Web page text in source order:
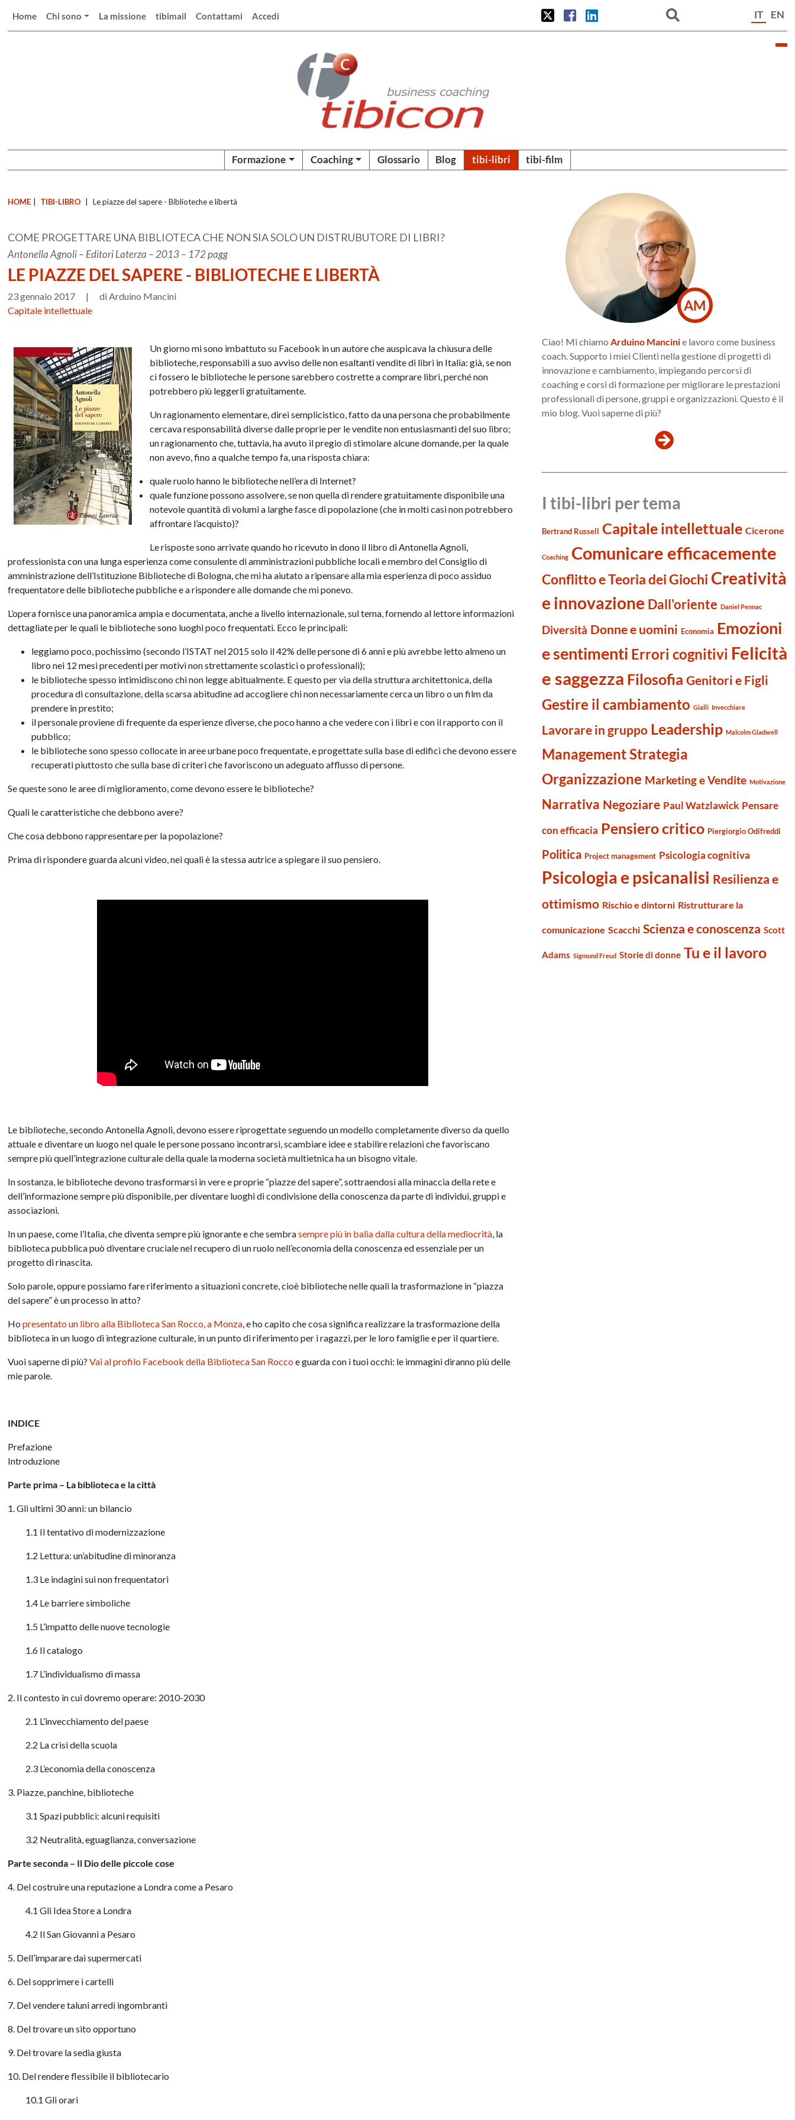
Home Chi sono La missione tibimail Contattami Accedi IT EN
Formazione Coaching Glossario Blog tibi-libri tibi-film
HOME TIBI-LIBRO Le piazze del sapere - Biblioteche e libertà
COME PROGETTARE UNA BIBLIOTECA CHE NON SIA SOLO UN DISTRUBUTORE DI LIBRI?
Antonella Agnoli – Editori Laterza – 2013 – 172 pagg
LE PIAZZE DEL SAPERE - BIBLIOTECHE E LIBERTÀ
23 gennaio 2017 |
di Arduino Mancini
Capitale intellettuale
Un giorno mi sono imbattuto su Facebook in un autore che auspicava la chiusura delle
biblioteche, responsabili a suo avviso delle non esaltanti vendite di libri in Italia: già, se non
ci fossero le biblioteche le persone sarebbero costrette a comprare libri, perché non
potrebbero più leggerli gratuitamente.
Un ragionamento elementare, direi semplicistico, fatto da una persona che probabilmente
cercava responsabilità diverse dalle proprie per le vendite non entusiasmanti del suo libro;
un ragionamento che, tuttavia, ha avuto il pregio di stimolare alcune domande, per la quale
non avevo, fino a qualche tempo fa, una risposta chiara:
quale ruolo hanno le biblioteche nell’era di Internet?
quale funzione possono assolvere, se non quella di rendere gratuitamente disponibile una
notevole quantità di volumi a larghe fasce di popolazione (che in molti casi non potrebbero
affrontare l’acquisto)?
Le risposte sono arrivate quando ho ricevuto in dono il libro di Antonella Agnoli,
professionista con una lunga esperienza come consulente di amministrazioni pubbliche locali e membro del Consiglio di
amministrazione dell’Istituzione Biblioteche di Bologna, che mi ha aiutato a ripensare alla mia esperienza di poco assiduo
frequentatore delle biblioteche pubbliche e a rispondere alle domande che mi ponevo.
L’opera fornisce una panoramica ampia e documentata, anche a livello internazionale, sul tema, fornendo al lettore informazioni
dettagliate per le quali le biblioteche sono luoghi poco frequentati. Ecco le principali:
leggiamo poco, pochissimo (secondo l’ISTAT nel 2015 solo il 42% delle persone di 6 anni e più avrebbe letto almeno un
libro nei 12 mesi precedenti per motivi non strettamente scolastici o professionali);
le biblioteche spesso intimidiscono chi non legge abitualmente. E questo per via della struttura architettonica, della
procedura di consultazione, della scarsa abitudine ad accogliere chi non necessariamente cerca un libro o un film da
prendere in prestito;
il personale proviene di frequente da esperienze diverse, che poco hanno a che vedere con i libri e con il rapporto con il
pubblico;
le biblioteche sono spesso collocate in aree urbane poco frequentate, e progettate sulla base di edifici che devono essere
recuperati piuttosto che sulla base di criteri che favoriscono un adeguato afflusso di persone.
Se queste sono le aree di miglioramento, come devono essere le biblioteche?
Quali le caratteristiche che debbono avere?
Che cosa debbono rappresentare per la popolazione?
Prima di rispondere guarda alcuni video, nei quali è la stessa autrice a spiegare il suo pensiero.
Le biblioteche, secondo Antonella Agnoli, devono essere riprogettate seguendo un modello completamente diverso da quello
attuale e diventare un luogo nel quale le persone possano incontrarsi, scambiare idee e stabilire relazioni che favoriscano
sempre più quell’integrazione culturale della quale la moderna società multietnica ha un bisogno vitale.
In sostanza, le biblioteche devono trasformarsi in vere e proprie “piazze del sapere”, sottraendosi alla minaccia della rete e
dell’informazione sempre più disponibile, per diventare luoghi di condivisione della conoscenza da parte di individui, gruppi e
associazioni.
In un paese, come l’Italia, che diventa sempre più ignorante e che sembrasempre più in balìa dalla cultura della mediocrità, la
biblioteca pubblica può diventare cruciale nel recupero di un ruolo nell’economia della conoscenza ed essenziale per un
progetto di rinascita.
Solo parole, oppure possiamo fare riferimento a situazioni concrete, cioè biblioteche nelle quali la trasformazione in “piazza
del sapere” è un processo in atto?
Hopresentato un libro alla Biblioteca San Rocco, a Monza, e ho capito che cosa significa realizzare la trasformazione della
biblioteca in un luogo di integrazione culturale, in un punto di riferimento per i ragazzi, per le loro famiglie e per il quartiere.
Vuoi saperne di più?Vai al profilo Facebook della Biblioteca San Roccoe guarda con i tuoi occhi: le immagini diranno più delle
mie parole.
INDICE
Prefazione
Introduzione
Parte prima – La biblioteca e la città
1. Gli ultimi 30 anni: un bilancio
1.1 Il tentativo di modernizzazione
1.2 Lettura: un’abitudine di minoranza
1.3 Le indagini sui non frequentatori
1.4 Le barriere simboliche
1.5 L’impatto delle nuove tecnologie
1.6 Il catalogo
1.7 L’individualismo di massa
2. Il contesto in cui dovremo operare: 2010-2030
2.1 L’invecchiamento del paese
2.2 La crisi della scuola
2.3 L’economia della conoscenza
3. Piazze, panchine, biblioteche
3.1 Spazi pubblici: alcuni requisiti
3.2 Neutralità, eguaglianza, conversazione
Parte seconda – Il Dio delle piccole cose
4. Del costruire una reputazione a Londra come a Pesaro
4.1 Gli Idea Store a Londra
4.2 Il San Giovanni a Pesaro
5. Dell’imparare dai supermercati
6. Del sopprimere i cartelli
7. Del vendere taluni arredi ingombranti
8. Del trovare un sito opportuno
9. Del trovare la sedia giusta
10. Del rendere flessibile il bibliotecario
10.1 Gli orari
AM
Ciao! Mi chiamo Arduino Mancinie lavoro come business
coach. Supporto i miei Clienti nella gestione di progetti di
innovazione e cambiamento, impiegando percorsi di
coaching e corsi di formazione per migliorare le prestazioni
professionali di persone, gruppi e organizzazioni. Questo è il
mio blog. Vuoi saperne di più?
I tibi-libri per tema
Bertrand Russell Capitale intellettuale Cicerone
Coaching Comunicare efficacemente
Conflitto e Teoria dei Giochi Creatività
e innovazione Dall'oriente Daniel Pennac
Diversità Donne e uomini Economia Emozioni
e sentimenti Errori cognitivi Felicità
e saggezza Filosofia Genitori e Figli
Gestire il cambiamento Gialli Invecchiare
Lavorare in gruppo Leadership Malcolm Gladwell
Management Strategia
Organizzazione Marketing e Vendite Motivazione
Narrativa Negoziare Paul Watzlawick Pensare
con efficacia Pensiero critico Piergiorgio Odifreddi
Politica Project management Psicologia cognitiva
Psicologia e psicanalisi Resilienza e
ottimismo Rischio e dintorni Ristrutturare la
comunicazione Scacchi Scienza e conoscenza Scott
Adams Sigmund Freud Storie di donne Tu e il lavoro